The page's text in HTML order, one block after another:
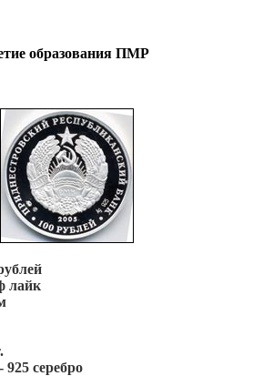
образования ПМР
лайк
cеребро